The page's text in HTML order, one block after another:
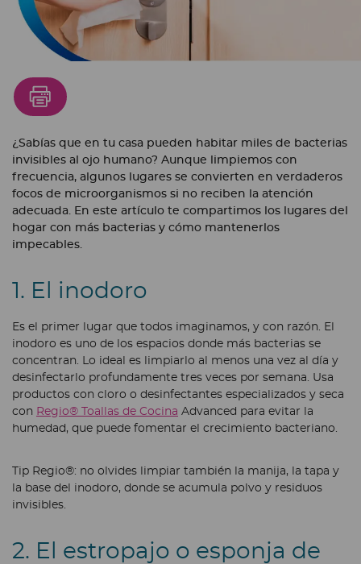
¿Sabías que en tu casa pueden habitar miles de bacterias
invisibles al ojo humano? Aunque limpiemos con
frecuencia, algunos lugares se convierten en verdaderos
focos de microorganismos si no reciben la atención
adecuada. En este artículo te compartimos los lugares del
hogar con más bacterias y cómo mantenerlos
impecables.
1. El inodoro
Es el primer lugar que todos imaginamos, y con razón. El
inodoro es uno de los espacios donde más bacterias se
concentran. Lo ideal es limpiarlo al menos una vez al día y
desinfectarlo profundamente tres veces por semana. Usa
productos con cloro o desinfectantes especializados y seca
con Regio® Toallas de Cocina Advanced para evitar la
humedad, que puede fomentar el crecimiento bacteriano.
Tip Regio®: no olvides limpiar también la manija, la tapa y
la base del inodoro, donde se acumula polvo y residuos
invisibles.
2. El estropajo o esponja de